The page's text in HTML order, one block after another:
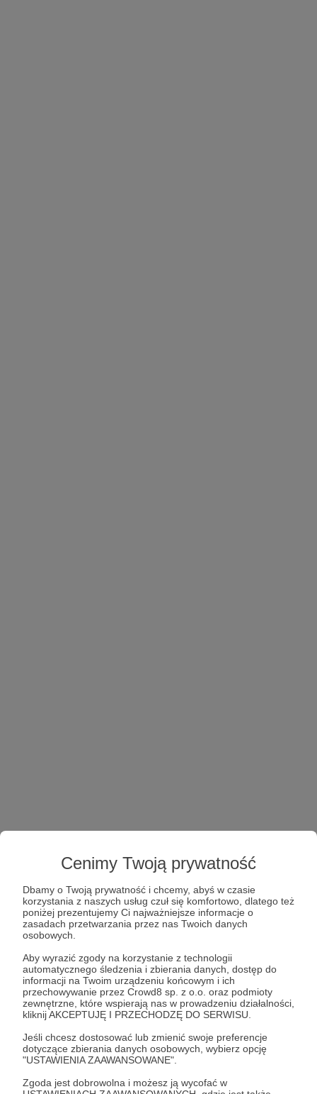
Cenimy Twoją prywatność
Dbamy o Twoją prywatność i chcemy, abyś w czasie
korzystania z naszych usług czuł się komfortowo, dlatego też
poniżej prezentujemy Ci najważniejsze informacje o
zasadach przetwarzania przez nas Twoich danych
osobowych.
Aby wyrazić zgody na korzystanie z technologii
automatycznego śledzenia i zbierania danych, dostęp do
informacji na Twoim urządzeniu końcowym i ich
przechowywanie przez Crowd8 sp. z o.o. oraz podmioty
zewnętrzne, które wspierają nas w prowadzeniu działalności,
kliknij AKCEPTUJĘ I PRZECHODZĘ DO SERWISU.
Jeśli chcesz dostosować lub zmienić swoje preferencje
dotyczące zbierania danych osobowych, wybierz opcję
"USTAWIENIA ZAAWANSOWANE".
Zgoda jest dobrowolna i możesz ją wycofać w